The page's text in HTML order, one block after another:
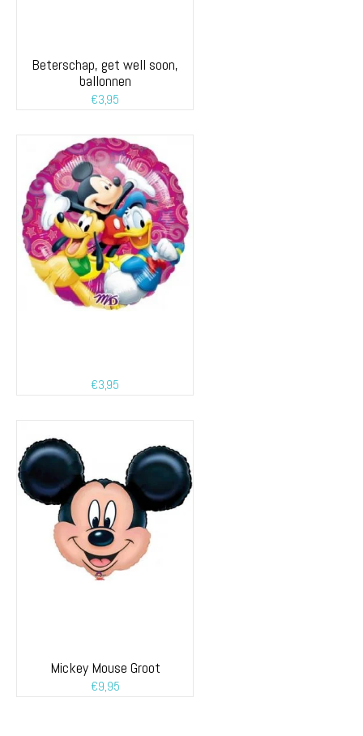
Beterschap, get well soon,
ballonnen
€3,95
€3,95
Mickey Mouse Groot
€9,95